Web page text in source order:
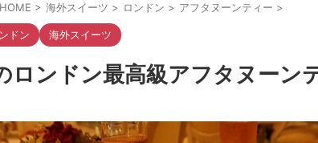
> 海外スイーツ > ロンドン > アフタヌーンティー >
ドン 海外スイーツ
ロンドン最高級アフタヌーン